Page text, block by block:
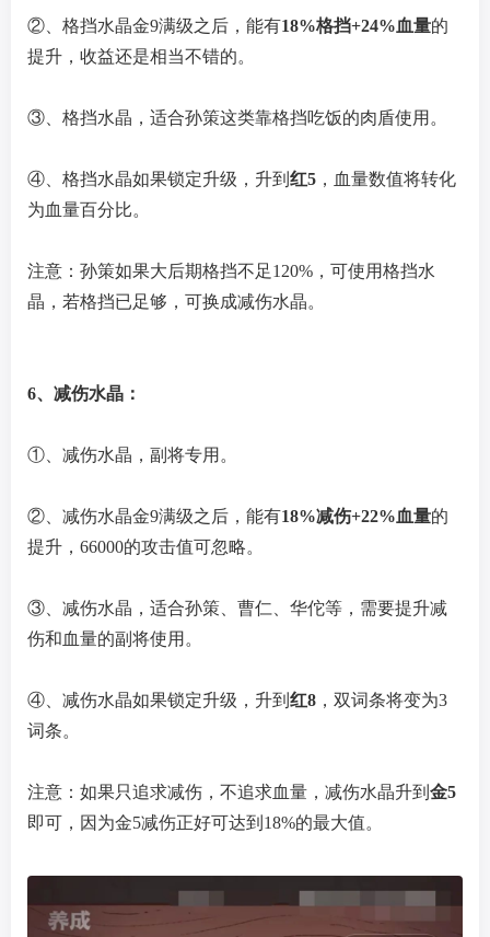
②、格挡水晶金9满级之后，能有18%格挡+24%血量的
提升，收益还是相当不错的。
③、格挡水晶，适合孙策这类靠格挡吃饭的肉盾使用。
④、格挡水晶如果锁定升级，升到 红5 ，血量数值将转化
为血量百分比。
注意：孙策如果大后期格挡不足120%，可使用格挡水
晶，若格挡已足够，可换成减伤水晶。
6、减伤水晶：
①、减伤水晶，副将专用。
②、减伤水晶金9满级之后，能有18%减伤+22%血量的
提升，66000的攻击值可忽略。
③、减伤水晶，适合孙策、曹仁、华佗等，需要提升减
伤和血量的副将使用。
④、减伤水晶如果锁定升级，升到 红8 ，双词条将变为3
词条。
注意：如果只追求减伤，不追求血量，减伤水晶升到 金5
即可，因为金5减伤正好可达到18%的最大值。